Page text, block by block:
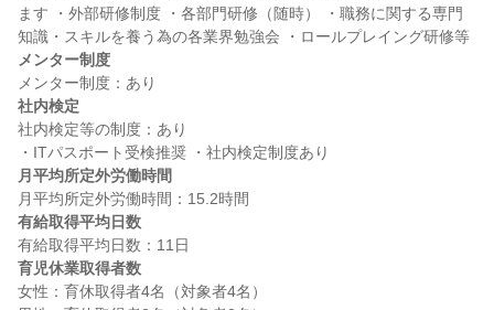
ます ・外部研修制度 ・各部門研修（随時） ・職務に関する専門
メンター制度
社内検定
社内検定等の制度：あり
月平均所定外労働時間
有給取得平均日数
育児休業取得者数
女性：育休取得者4名（対象者4名）